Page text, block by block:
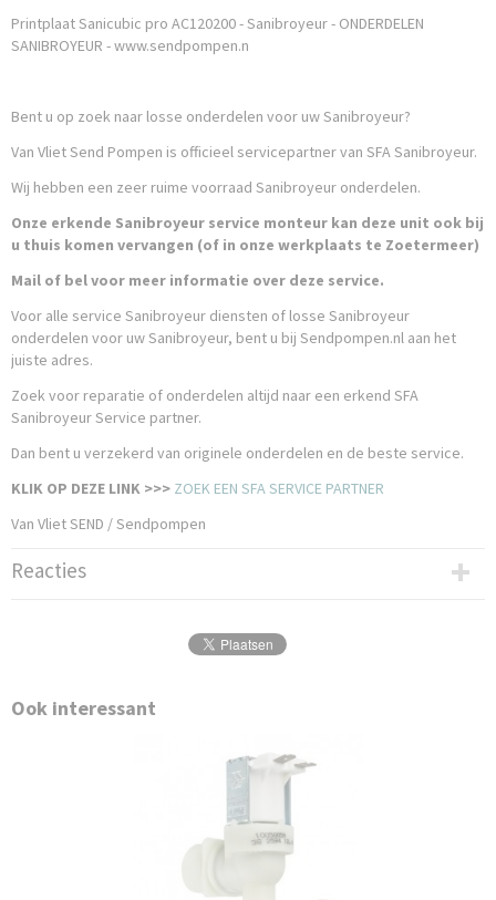
Printplaat Sanicubic pro AC120200 - Sanibroyeur - ONDERDELEN
SANIBROYEUR - www.sendpompen.n
Bent u op zoek naar losse onderdelen voor uw Sanibroyeur?
Van Vliet Send Pompen is officieel servicepartner van SFA Sanibroyeur.
Wij hebben een zeer ruime voorraad Sanibroyeur onderdelen.
Onze erkende Sanibroyeur service monteur kan deze unit ook bij
u thuis komen vervangen (of in onze werkplaats te Zoetermeer)
Mail of bel voor meer informatie over deze service.
Voor alle service Sanibroyeur diensten of losse Sanibroyeur
onderdelen voor uw Sanibroyeur, bent u bij Sendpompen.nl aan het
juiste adres.
Zoek voor reparatie of onderdelen altijd naar een erkend SFA
Sanibroyeur Service partner.
Dan bent u verzekerd van originele onderdelen en de beste service.
KLIK OP DEZE LINK >>> ZOEK EEN SFA SERVICE PARTNER
Van Vliet SEND / Sendpompen
Reacties
Ook interessant